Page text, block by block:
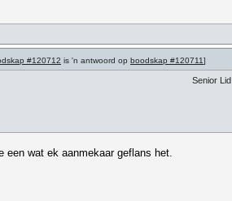
#120712 is 'n antwoord op boodskap #120711]
Senior Lid
een wat ek aanmekaar geflans het.